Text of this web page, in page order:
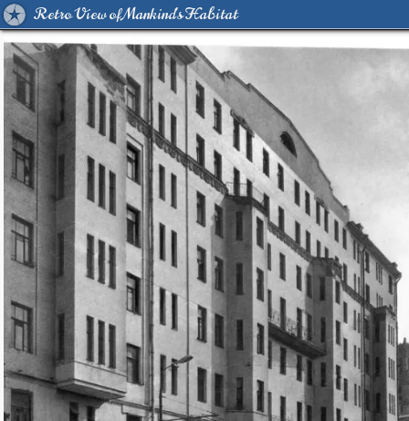
Retro View of Mankind's Habitat